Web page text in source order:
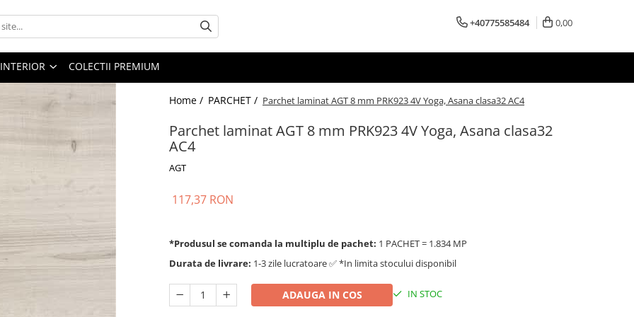
+40775585484 0,00
COLECTII PREMIUM
Home / PARCHET / Parchet laminat AGT 8 mm PRK923 4V Yoga, Asana clasa32 AC4
Parchet laminat AGT 8 mm PRK923 4V Yoga, Asana clasa32
AC4
AGT
117,37 RON
*Produsul se comanda la multiplu de pachet: 1 PACHET = 1.834 MP
Durata de livrare: 1-3 zile lucratoare ✅ *In limita stocului disponibil
ADAUGA IN COS IN STOC